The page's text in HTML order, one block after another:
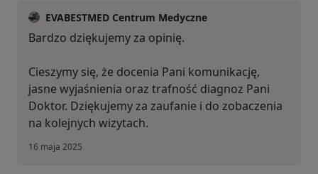
EVABESTMED Centrum Medyczne
Bardzo dziękujemy za opinię.
Cieszymy się, że docenia Pani komunikację,
jasne wyjaśnienia oraz trafność diagnoz Pani
Doktor. Dziękujemy za zaufanie i do zobaczenia
na kolejnych wizytach.
16 maja 2025